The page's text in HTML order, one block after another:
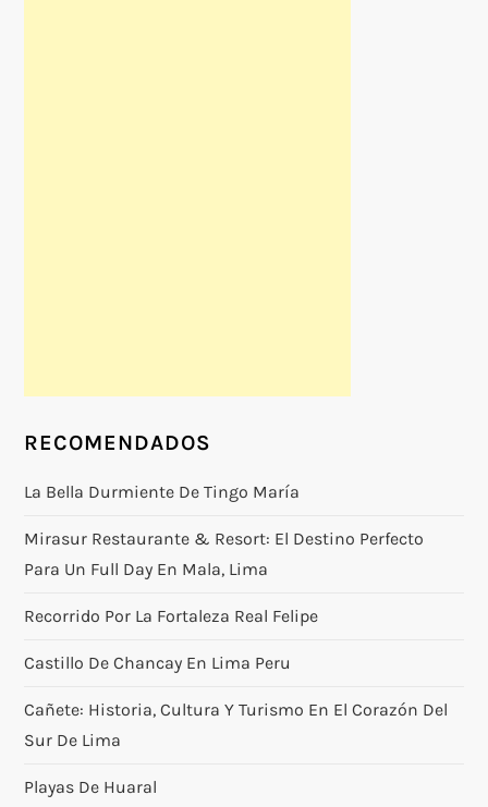
RECOMENDADOS
La Bella Durmiente De Tingo María
Mirasur Restaurante & Resort: El Destino Perfecto
Para Un Full Day En Mala, Lima
Recorrido Por La Fortaleza Real Felipe
Castillo De Chancay En Lima Peru
Cañete: Historia, Cultura Y Turismo En El Corazón Del
Sur De Lima
Playas De Huaral